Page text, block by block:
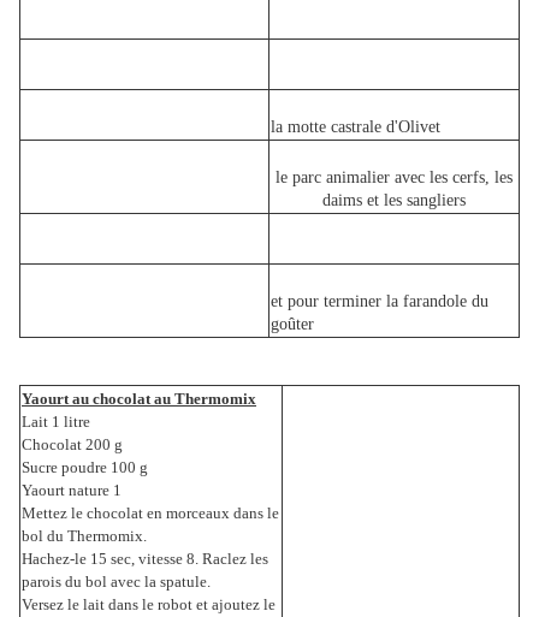
la motte castrale d'Olivet
le parc animalier avec les cerfs, les
daims et les sangliers
et pour terminer la farandole du
goûter
Yaourt au chocolat au Thermomix
Lait 1 litre
Chocolat 200 g
Sucre poudre 100 g
Yaourt nature 1
Mettez le chocolat en morceaux dans le
bol du Thermomix.
Hachez-le 15 sec, vitesse 8. Raclez les
parois du bol avec la spatule.
Versez le lait dans le robot et ajoutez le